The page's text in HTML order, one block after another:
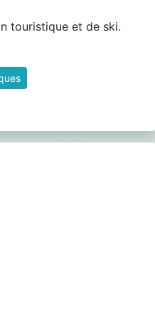
touristique et de ski.